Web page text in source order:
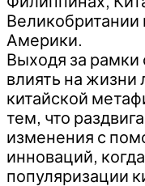
Америки.
Выходя за
влиять на
китайской
тем, что
изменения с
инноваций,
популяризации